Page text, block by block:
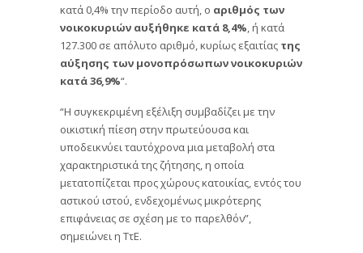
κατά 0,4% την περίοδο αυτή, ο αριθμός των
νοικοκυριών αυξήθηκε κατά 8,4% , ή κατά
127.300 σε απόλυτο αριθμό, κυρίως εξαιτίας της
αύξησης των μονοπρόσωπων νοικοκυριών
κατά 36,9%“.
“Η συγκεκριμένη εξέλιξη συμβαδίζει με την
οικιστική πίεση στην πρωτεύουσα και
υποδεικνύει ταυτόχρονα μια μεταβολή στα
χαρακτηριστικά της ζήτησης, η οποία
μετατοπίζεται προς χώρους κατοικίας, εντός του
αστικού ιστού, ενδεχομένως μικρότερης
επιφάνειας σε σχέση με το παρελθόν”,
σημειώνει η ΤτΕ.